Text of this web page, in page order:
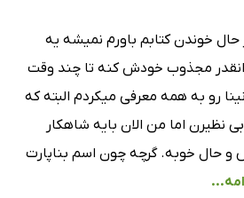
20 دقیقه
22 دقیقه
خوندن کتابم باورم نمیشه یه
انقدر مجذوب خودش کنه تا چند وقت
رو به همه معرفی میکردم البته که
نظیرن اما من الان بایه شاهکار
و حال خوبه. گرچه چون اسم بناپارت